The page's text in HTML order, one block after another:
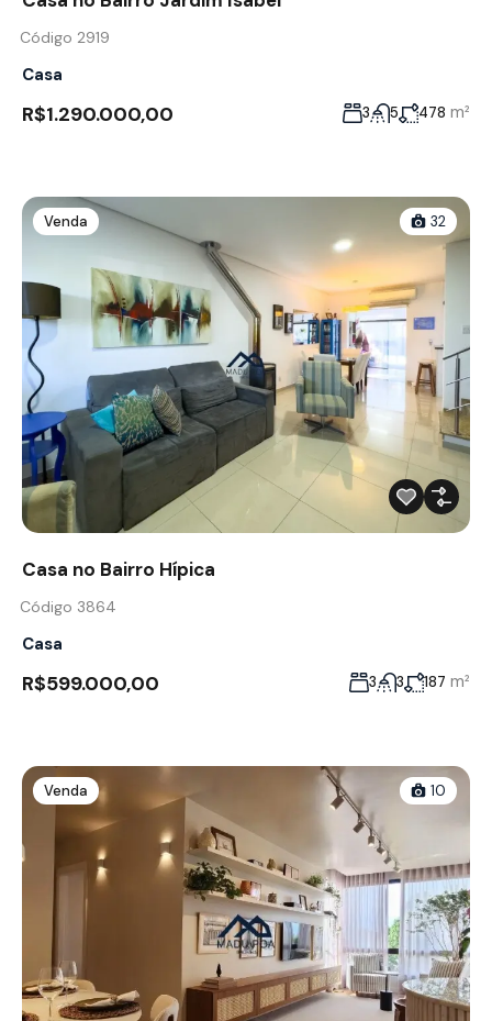
Código 2919
Casa
R$1.290.000,00 3 5 478 m²
Venda 32
Casa no Bairro Hípica
Código 3864
Casa
R$599.000,00 3 3 187 m²
Venda 10